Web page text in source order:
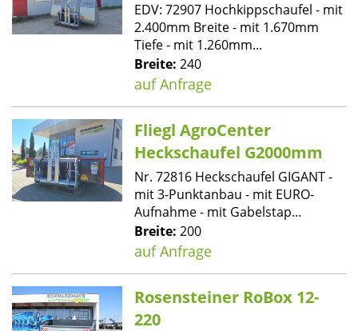
EDV: 72907 Hochkippschaufel - mit
2.400mm Breite - mit 1.670mm
Tiefe - mit 1.260mm...
Breite: 240
auf Anfrage
Fliegl AgroCenter
Heckschaufel G2000mm
Nr. 72816 Heckschaufel GIGANT -
mit 3-Punktanbau - mit EURO-
Aufnahme - mit Gabelstap...
Breite: 200
auf Anfrage
Rosensteiner RoBox 12-
220